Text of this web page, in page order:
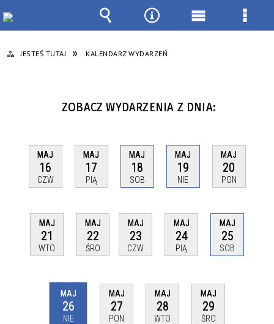
JESTEŚ TUTAJ KALENDARZ WYDARZEŃ
ZOBACZ WYDARZENIA Z DNIA:
MAJ
16
CZW
MAJ
17
PIĄ
MAJ
18
SOB
MAJ
19
NIE
MAJ
20
PON
MAJ
21
WTO
MAJ
22
ŚRO
MAJ
23
CZW
MAJ
24
PIĄ
MAJ
25
SOB
MAJ
26
NIE
MAJ
27
PON
MAJ
28
WTO
MAJ
29
ŚRO
Wyszukiwarka
NarzędziaMenu
Menu